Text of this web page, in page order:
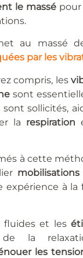
le massé
au massé
par les
compris, les
sont
sont sollicités,
la respiration
à cette
mobilisations
à la
fluides et les
de la
les